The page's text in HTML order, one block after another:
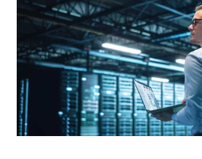
Spezialisten kontaktieren